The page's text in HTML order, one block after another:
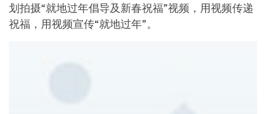
划拍摄“就地过年倡导及新春祝福”视频，用视频传递
祝福，用视频宣传“就地过年”。